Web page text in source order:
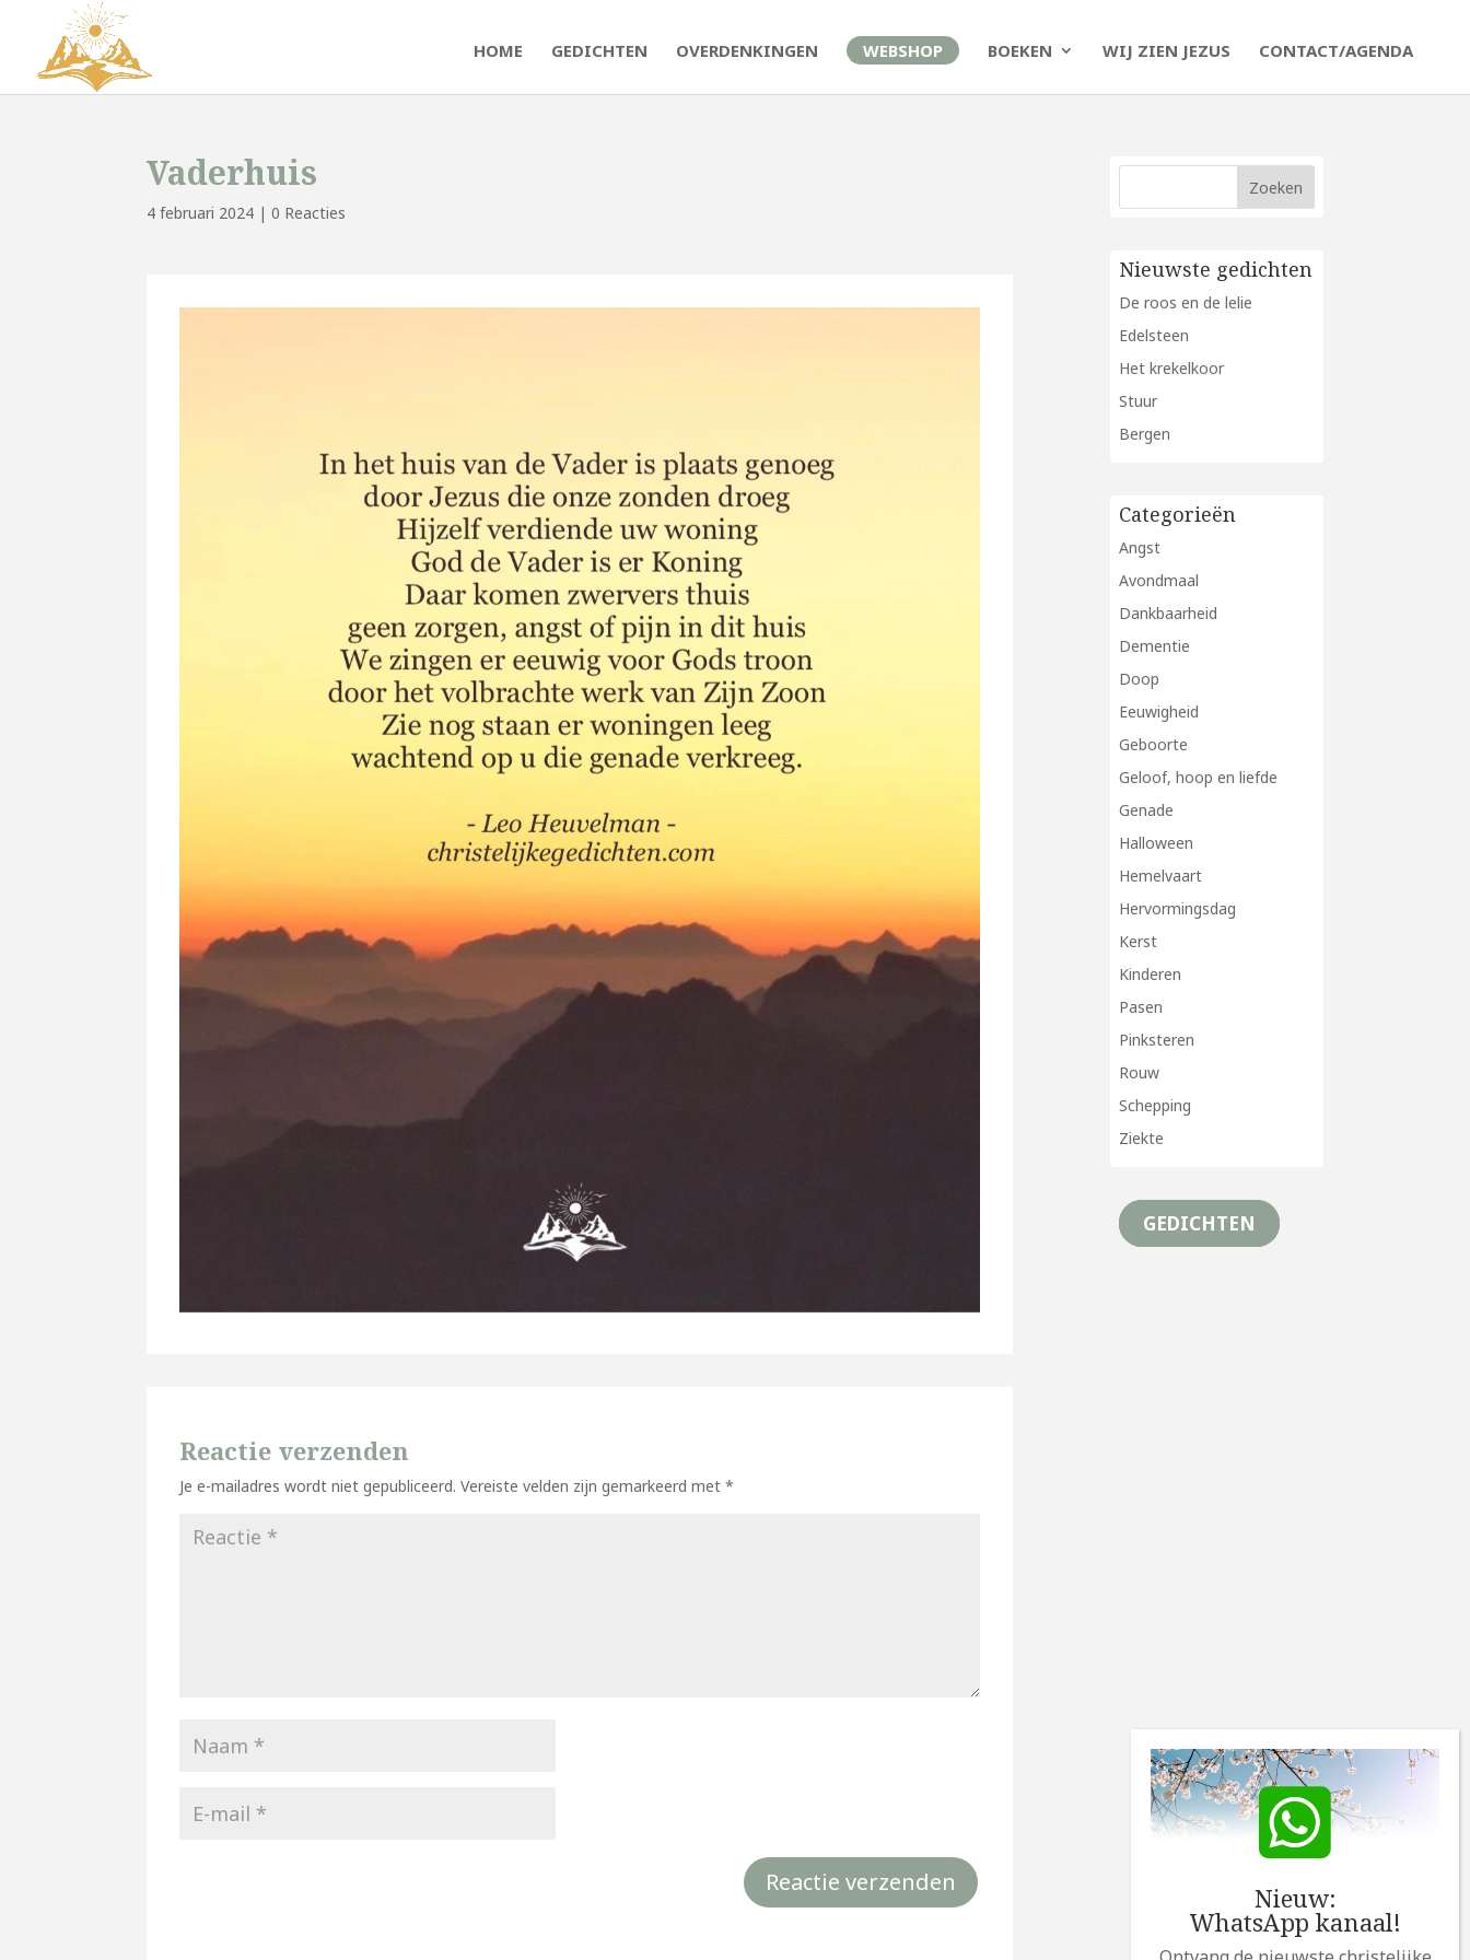
HOME GEDICHTEN OVERDENKINGEN WEBSHOP BOEKEN WIJ ZIEN JEZUS CONTACT/AGENDA
Vaderhuis
4 februari 2024 |0 Reacties
Reactie verzenden
Je e-mailadres wordt niet gepubliceerd. Vereiste velden zijn gemarkeerd met*
Nieuwste gedichten
De roos en de lelie
Edelsteen
Het krekelkoor
Stuur
Bergen
Categorieën
Angst
Avondmaal
Dankbaarheid
Dementie
Doop
Eeuwigheid
Geboorte
Geloof, hoop en liefde
Genade
Halloween
Hemelvaart
Hervormingsdag
Kerst
Kinderen
Pasen
Pinksteren
Rouw
Schepping
Ziekte
GEDICHTEN
Nieuw:
WhatsApp kanaal!